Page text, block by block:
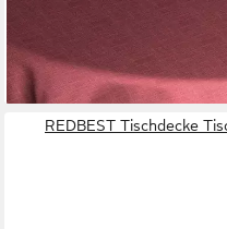
REDBEST Tischdecke